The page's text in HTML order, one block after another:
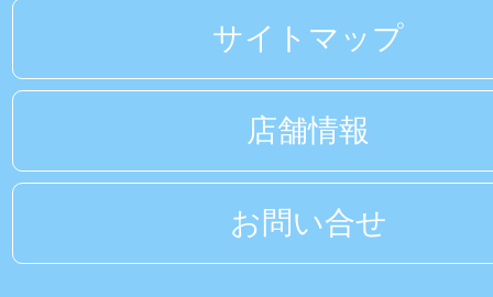
サイトマップ
店舗情報
お問い合せ